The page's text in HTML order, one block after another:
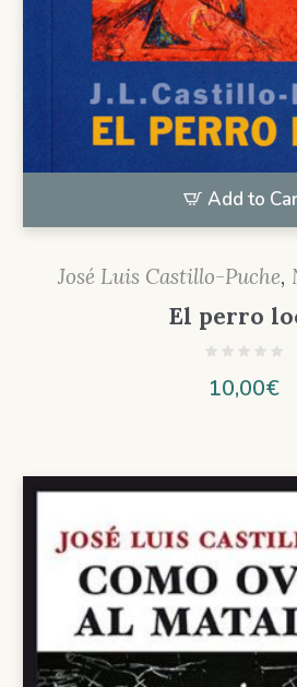
Add to
José Luis Castillo-Puche,
El perro
10,00€